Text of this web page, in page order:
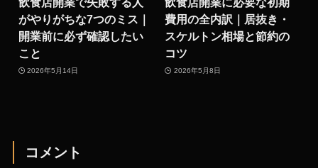
がやりがちな7つのミス｜
開業前に必ず確認したい
こと
2026年5月14日
費用の全内訳｜居抜き・
スケルトン相場と節約の
コツ
2026年5月8日
コメント